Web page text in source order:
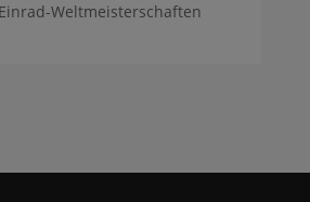
Weltmeisterschaften